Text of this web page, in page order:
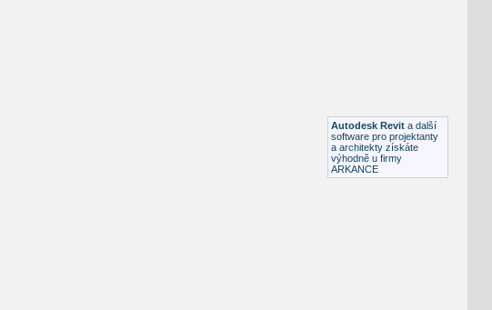
Autodesk Revit a další
software pro projektanty
a architekty získáte
výhodně u firmy
ARKANCE